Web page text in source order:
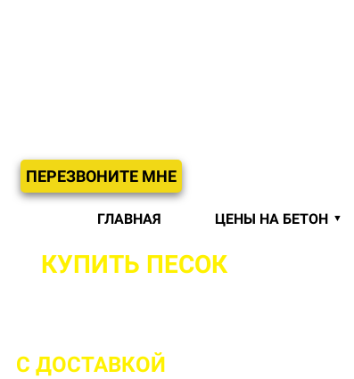
ПЕРЕЗВОНИТЕ МНЕ
ГЛАВНАЯ ЦЕНЫ НА БЕТОН
КУПИТЬ ПЕСОКС
С ДОСТАВКОЙ